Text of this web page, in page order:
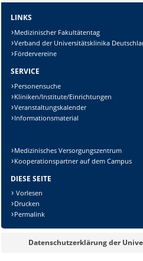
Lösung:
LINKS
Medizinischer Fakultätentag
Verband der Universitätsklinika
Fördervereine
SERVICE
Personensuche
Kliniken/Institute/Einrichtungen
Veranstaltungskalender
Informationsmaterial
Medizinisches Versorgungszentrum
Kooperationspartner auf dem Campus
DIESE SEITE
Vorlesen
Drucken
Permalink
Datenschutzerklärung der